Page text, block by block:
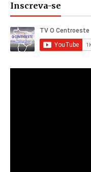
Inscreva-se